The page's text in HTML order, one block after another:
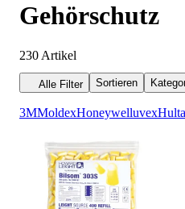
Gehörschutz
230 Artikel
Alle Filter Sortieren
3MMoldexHoneywelluvex